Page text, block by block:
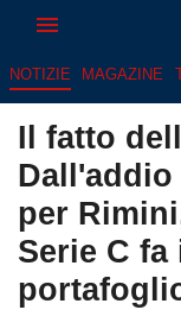
NOTIZIE MAGAZINE
Il fatto
per
Serie C